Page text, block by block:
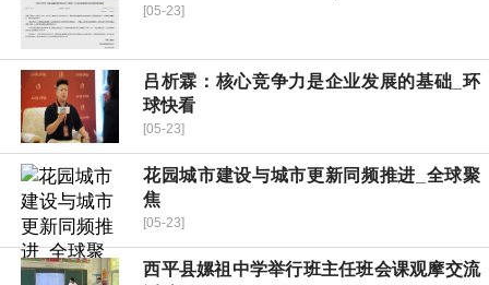
[05-23]
吕析霖：核心竞争力是企业发展的基础_环
球快看
[05-23]
花园城市建设与城市更新同频推进_全球聚
焦
[05-23]
​西平县嫘祖中学举行班主任班会课观摩交流